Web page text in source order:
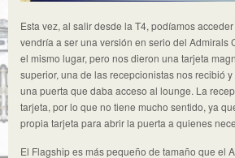
Esta vez, al salir desde la T4, podíamos
vendría a ser una versión en serio del Admirals
el mismo lugar, pero nos dieron una tarjeta
superior, una de las recepcionistas nos recibió
una puerta que daba acceso al lounge. La
tarjeta, por lo que no tiene mucho sentido, ya
propia tarjeta para abrir la puerta a quienes
El Flagship es más pequeño de tamaño que el